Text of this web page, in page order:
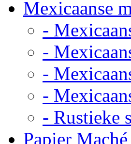
Mexicaanse
-
-
-
-
- Rustieke
Papier